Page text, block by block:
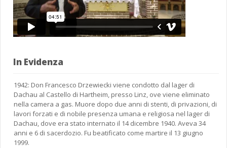
In Evidenza
1942: Don Francesco Drzewiecki viene condotto dal lager di
Dachau al Castello di Hartheim, presso Linz, ove viene eliminato
nella camera a gas. Muore dopo due anni di stenti, di privazioni, di
lavori forzati e di nobile presenza umana e religiosa nel lager di
Dachau, dove era stato internato il 14 dicembre 1940. Aveva 34
anni e 6 di sacerdozio. Fu beatificato come martire il 13 giugno
1999.